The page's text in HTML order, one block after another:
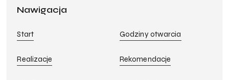
Nawigacja
Start
Realizacje
Godziny otwarcia
Rekomendacje